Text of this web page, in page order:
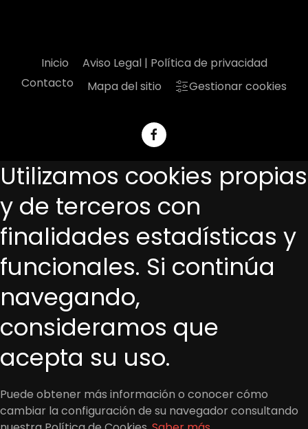
Inicio
Aviso Legal | Política de privacidad
Contacto
Mapa del sitio Gestionar cookies
Utilizamos cookies propias
y de terceros con
finalidades estadísticas y
funcionales. Si continúa
navegando,
consideramos que
acepta su uso.
Puede obtener más información o conocer cómo
cambiar la configuración de su navegador consultando